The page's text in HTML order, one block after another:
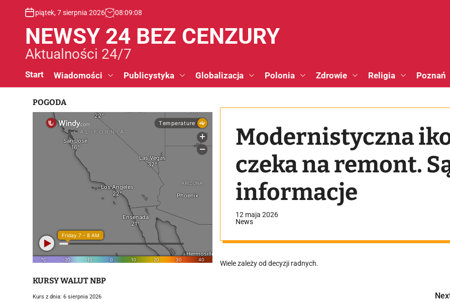
piątek, 7 sierpnia 2026 08:09:09
NEWSY 24 BEZ CENZURY
Aktualności 24/7
Start Wiadomości Publicystyka Globalizacja Polonia Zdrowie Religia Poznań
Modernistyczna
czeka na remont.
informacje
12 maja 2026
News
Wiele zależy od decyzji radnych.
POGODA
KURSY WALUT NBP
Kurs z dnia: 6 sierpnia 2026